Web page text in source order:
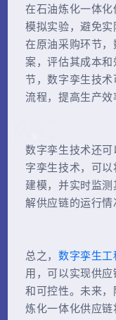
在石油炼化一体
模拟实验，避免实
在原油采购环节
案，评估其成本
节，数字孪生技
流程，提高生产效
数字孪生技术还
字孪生技术，可
建模，并实时监
解供应链的运行情
总之，数字孪生工
用，可以实现供
和可控性。未来
炼化一体化供应